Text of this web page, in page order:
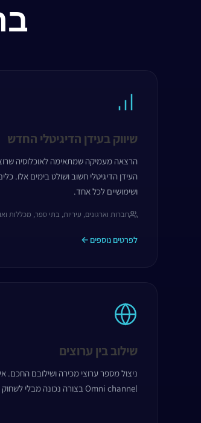
שיווק בעידן הדיגיטלי החדש
הרצאה מעמיקה שמתאימה לאוכלוסיה
העידן הדיגיטלי חשוב ושולט בימים אלו.
ושימושיים לכל אחד.
חברות וארגונים, עיריות, בתי ספר, מכללות
לפרטים נוספים
שילוב בין ערוצים
ניצול מספר ערוצי מכירה ושילובם החכם.
Omni channel בצורה נכונה מבלי לשחוק את הלקוח.